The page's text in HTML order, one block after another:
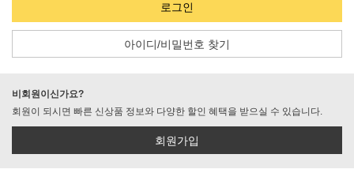
로그인
아이디/비밀번호 찾기
비회원이신가요?
회원이 되시면 빠른 신상품 정보와 다양한 할인 혜택을 받으실 수 있습니다.
회원가입